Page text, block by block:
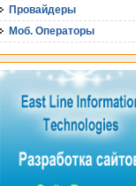
Провайдеры
Моб. Операторы